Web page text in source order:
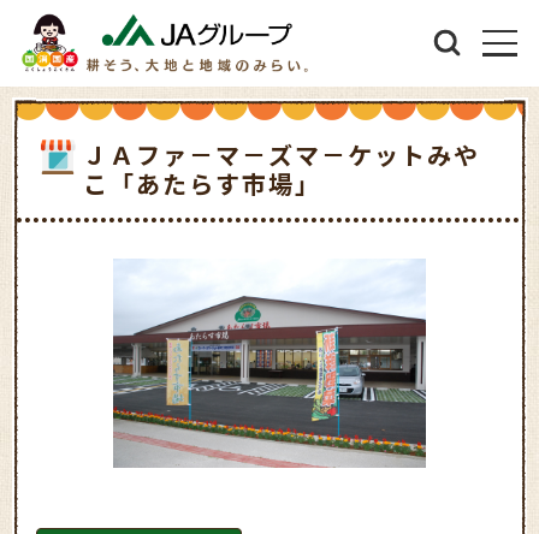
ＪＡファ－マ－ズマ－ケットみや
こ「あたらす市場」